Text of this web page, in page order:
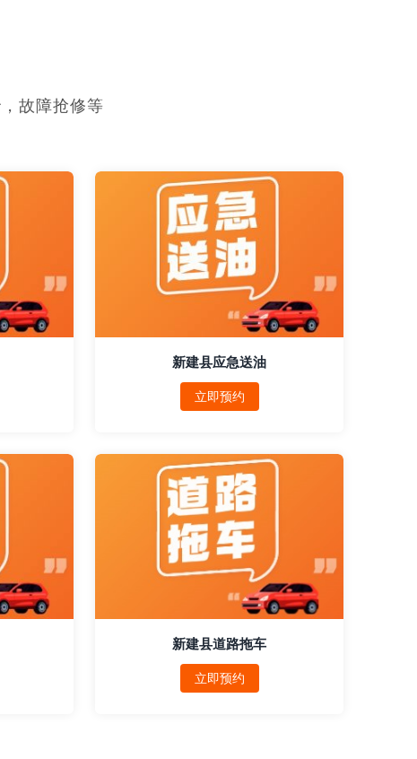
故障抢修等
新建县应急送油
立即预约
新建县道路拖车
立即预约